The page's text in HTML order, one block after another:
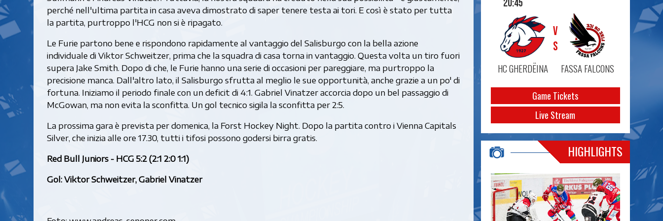
perché nell'ultima partita in casa aveva dimostrato di saper tenere testa ai tori. E così è stato per tutta
la partita, purtroppo l'HCG non si è ripagato.
Le Furie partono bene e rispondono rapidamente al vantaggio del Salisburgo con la bella azione
individuale di Viktor Schweitzer, prima che la squadra di casa torna in vantaggio. Questa volta un tiro fuori
supera Jake Smith. Dopo di che, le Furie hanno una serie di occasioni per pareggiare, ma purtroppo la
precisione manca. Dall'altro lato, il Salisburgo sfrutta al meglio le sue opportunità, anche grazie a un po' di
fortuna. Iniziamo il periodo finale con un deficit di 4:1. Gabriel Vinatzer accorcia dopo un bel passaggio di
McGowan, ma non evita la sconfitta. Un gol tecnico sigila la sconfitta per 2:5.
La prossima gara è prevista per domenica, la Forst Hockey Night. Dopo la partita contro i Vienna Capitals
Silver, che inizia alle ore 17.30, tutti i tifosi possono godersi birra gratis.
Red Bull Juniors - HCG 5:2 (2:1 2:0 1:1)
Gol: Viktor Schweitzer, Gabriel Vinatzer
20:45
HC GHERDËINA
VS
FASSA FALCONS
Game Tickets
Live Stream
HIGHLIGHTS